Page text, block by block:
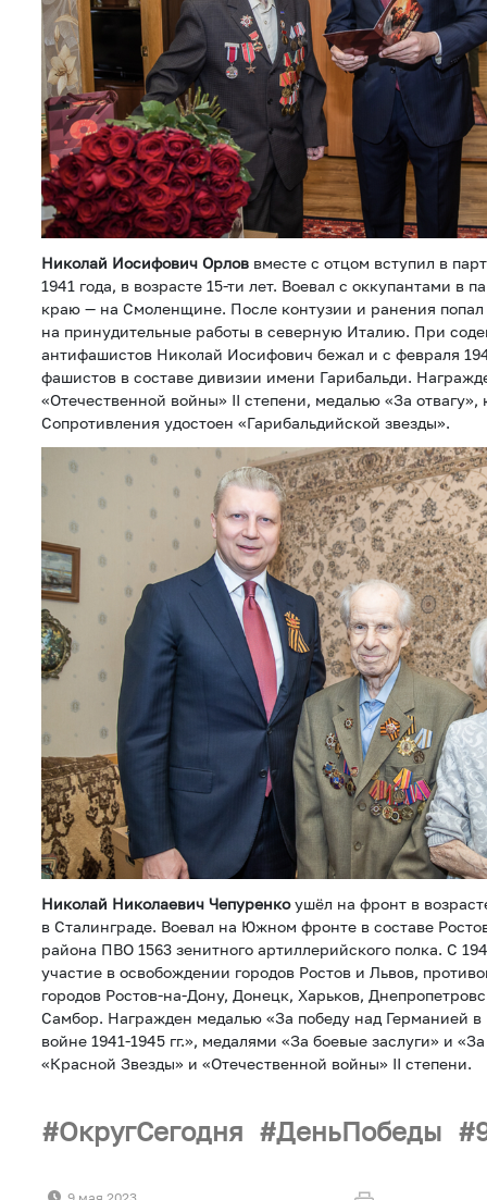
Николай Иосифович Орлов вместе с отцом вступил в
1941 года, в возрасте 15-ти лет. Воевал с оккупантами в
краю — на Смоленщине. После контузии и ранения попал
на принудительные работы в северную Италию. При
антифашистов Николай Иосифович бежал и с февраля
фашистов в составе дивизии имени Гарибальди.
«Отечественной войны» II степени, медалью «За отвагу»,
Сопротивления удостоен «Гарибальдийской звезды».
Николай Николаевич Чепуренкоушёл на фронт в
в Сталинграде. Воевал на Южном фронте в составе
района ПВО 1563 зенитного артиллерийского полка. С
участие в освобождении городов Ростов и Львов,
городов Ростов-на-Дону, Донецк, Харьков,
Самбор. Награжден медалью «За победу над Германией в
войне 1941-1945 гг.», медалями «За боевые заслуги» и
«Красной Звезды» и «Отечественной войны» II степени.
ОкругСегодня ДеньПобеды